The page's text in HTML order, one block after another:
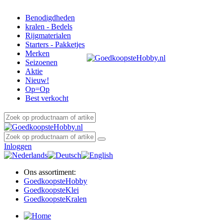
Benodigdheden
kralen - Bedels
Rijgmaterialen
Starters - Pakketjes
Merken
Seizoenen
Aktie
Nieuw!
Op=Op
Best verkocht
Inloggen
Ons assortiment:
GoedkoopsteHobby
GoedkoopsteKlei
GoedkoopsteKralen